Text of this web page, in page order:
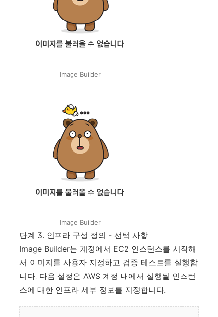
Image Builder
Image Builder
단계 3. 인프라 구성 정의 - 선택 사항
Image Builder는 계정에서 EC2 인스턴스를 시작해
서 이미지를 사용자 지정하고 검증 테스트를 실행합
니다. 다음 설정은 AWS 계정 내에서 실행될 인스턴
스에 대한 인프라 세부 정보를 지정합니다.